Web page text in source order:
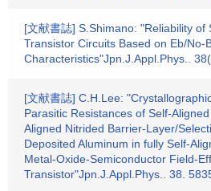
[文献書誌] S.Shimano: "Reliability of
Transistor Circuits Based on Eb/No-
Characteristics"Jpn.J.Appl.Phys..
[文献書誌] C.H.Lee:
Parasitic Resistances of Self-
Aligned Nitrided Barrier-Layer/
Deposited Aluminum in fully Self-
Metal-Oxide-Semiconductor Field-
Transistor"Jpn.J.Appl.Phys.. 38.